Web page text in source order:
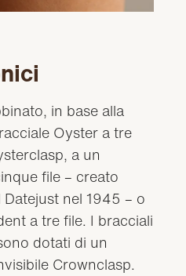
in base alla
Oyster a tre
a un
file – creato
nel 1945 – o
a tre file. I bracciali
dotati di un
Crownclasp.